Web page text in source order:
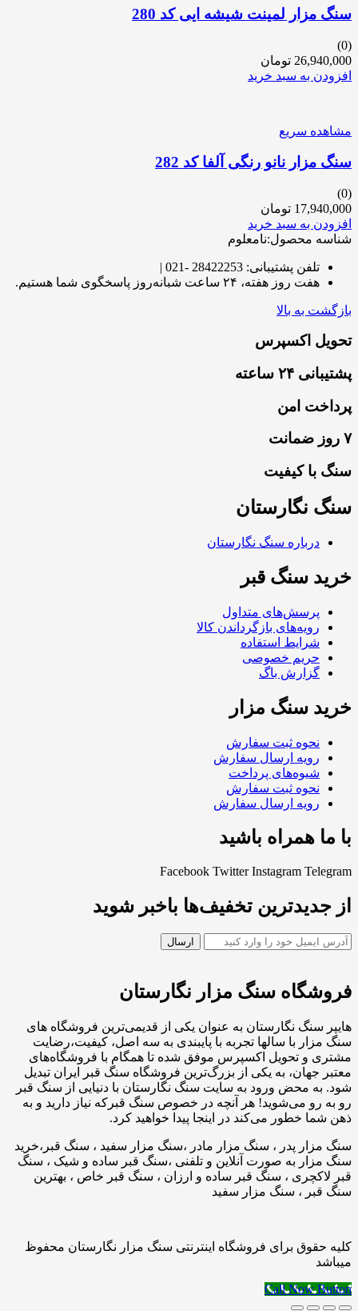
سنگ مزار لمینت شیشه ایی کد 280
(0)
26,940,000 تومان
افزودن به سبد خرید
مشاهده سریع
سنگ مزار نانو رنگی آلفا کد 282
(0)
17,940,000 تومان
افزودن به سبد خرید
شناسه محصول:نامعلوم
تلفن پشتیبانی: 28422253 -021 |
هفت روز هفته، ۲۴ ساعت شبانه‌روز پاسخگوی شما هستیم.
بازگشت به بالا
تحویل اکسپرس
پشتیبانی ۲۴ ساعته
پرداخت امن
۷ روز ضمانت
سنگ با کیفیت
سنگ نگارستان
درباره سنگ نگارستان
خرید سنگ قبر
پرسش‌های متداول
رویه‌های بازگرداندن کالا
شرایط استفاده
حریم خصوصی
گزارش باگ
خرید سنگ مزار
نحوه ثبت سفارش
رویه ارسال سفارش
شیوه‌های پرداخت
نحوه ثبت سفارش
رویه ارسال سفارش
با ما همراه باشید
Facebook Twitter Instagram Telegram
از جدیدترین تخفیف‌ها باخبر شوید
فروشگاه سنگ مزار نگارستان
هایپر سنگ نگارستان به عنوان یکی از قدیمی‌ترین فروشگاه های
سنگ مزار با سالها تجربه با پایبندی به سه اصل، کیفیت،رضایت
مشتری و تحویل اکسپرس موفق شده تا همگام با فروشگاه‌های
معتبر جهان، به یکی از بزرگ‌ترین فروشگاه سنگ قبر ایران تبدیل
شود. به محض ورود به سایت سنگ نگارستان با دنیایی از سنگ قبر
رو به رو می‌شوید! هر آنچه در خصوص سنگ قبرکه نیاز دارید و به
ذهن شما خطور می‌کند در اینجا پیدا خواهید کرد.
سنگ مزار پدر ، سنگ مزار مادر ،سنگ مزار سفید ، سنگ قبر،خرید
سنگ مزار به صورت آنلاین و تلفنی ،سنگ قبر ساده و شیک ، سنگ
قبر لاکچری ، سنگ قبر ساده و ارزان ، سنگ قبر خاص ، بهترین
سنگ قبر ، سنگ مزار سفید
کلیه حقوق برای فروشگاه اینترنتی سنگ مزار نگارستان محفوظ
میباشد
Call Now Button